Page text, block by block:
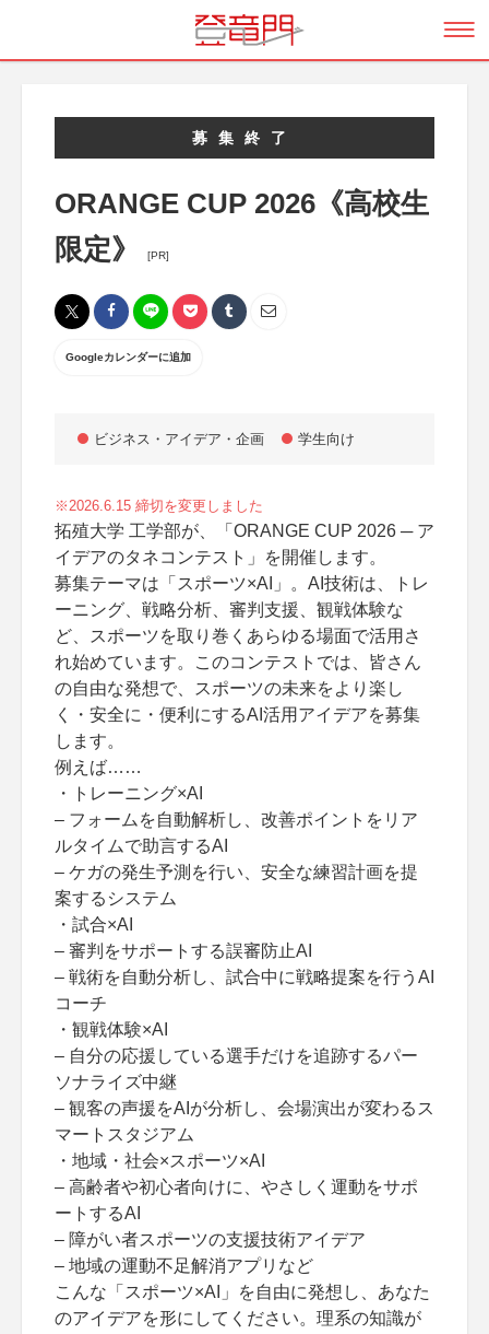
募集終了
ORANGE CUP 2026《高校生
限定》
[PR]
Googleカレンダーに追加
ビジネス・アイデア・企画 学生向け
※2026.6.15 締切を変更しました
拓殖大学 工学部が、「ORANGE CUP 2026 ─ ア
イデアのタネコンテスト」を開催します。
募集テーマは「スポーツ×AI」。AI技術は、トレ
ーニング、戦略分析、審判支援、観戦体験な
ど、スポーツを取り巻くあらゆる場面で活用さ
れ始めています。このコンテストでは、皆さん
の自由な発想で、スポーツの未来をより楽し
く・安全に・便利にするAI活用アイデアを募集
します。
例えば……
・トレーニング×AI
– フォームを自動解析し、改善ポイントをリア
ルタイムで助言するAI
– ケガの発生予測を行い、安全な練習計画を提
案するシステム
・試合×AI
– 審判をサポートする誤審防止AI
– 戦術を自動分析し、試合中に戦略提案を行うAI
コーチ
・観戦体験×AI
– 自分の応援している選手だけを追跡するパー
ソナライズ中継
– 観客の声援をAIが分析し、会場演出が変わるス
マートスタジアム
・地域・社会×スポーツ×AI
– 高齢者や初心者向けに、やさしく運動をサポ
ートするAI
– 障がい者スポーツの支援技術アイデア
– 地域の運動不足解消アプリなど
こんな「スポーツ×AI」を自由に発想し、あなた
のアイデアを形にしてください。理系の知識が